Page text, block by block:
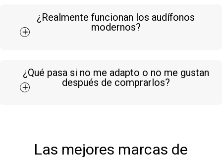
¿Realmente funcionan los audífonos
modernos?
¿Qué pasa si no me adapto o no me gustan
después de comprarlos?
Las mejores marcas de